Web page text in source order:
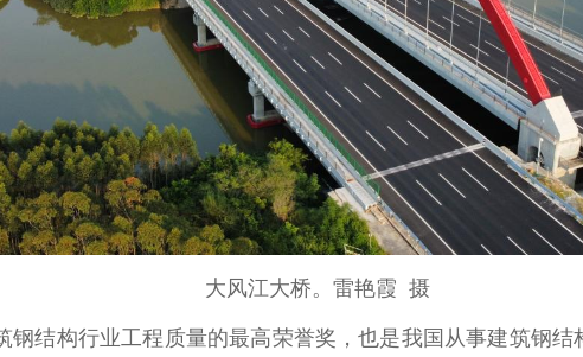
大风江大桥。雷艳霞 摄
钢结构行业工程质量的最高荣誉奖，也是我国从事建筑钢